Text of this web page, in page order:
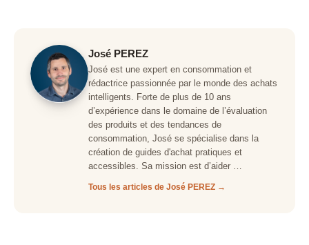
José PEREZ
José est une expert en consommation et
rédactrice passionnée par le monde des achats
intelligents. Forte de plus de 10 ans
d’expérience dans le domaine de l’évaluation
des produits et des tendances de
consommation, José se spécialise dans la
création de guides d'achat pratiques et
accessibles. Sa mission est d’aider …
Tous les articles de José PEREZ →